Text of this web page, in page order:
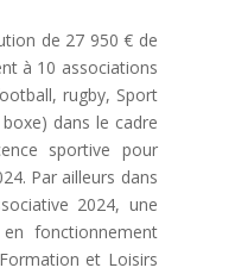
de 27 950 € de
à 10 associations
rugby, Sport
dans le cadre
sportive pour
Par ailleurs dans
2024, une
fonctionnement
et Loisirs